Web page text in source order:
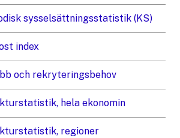
sysselsättningsstatistik (KS)
index
och rekryteringsbehov
hela ekonomin
regioner